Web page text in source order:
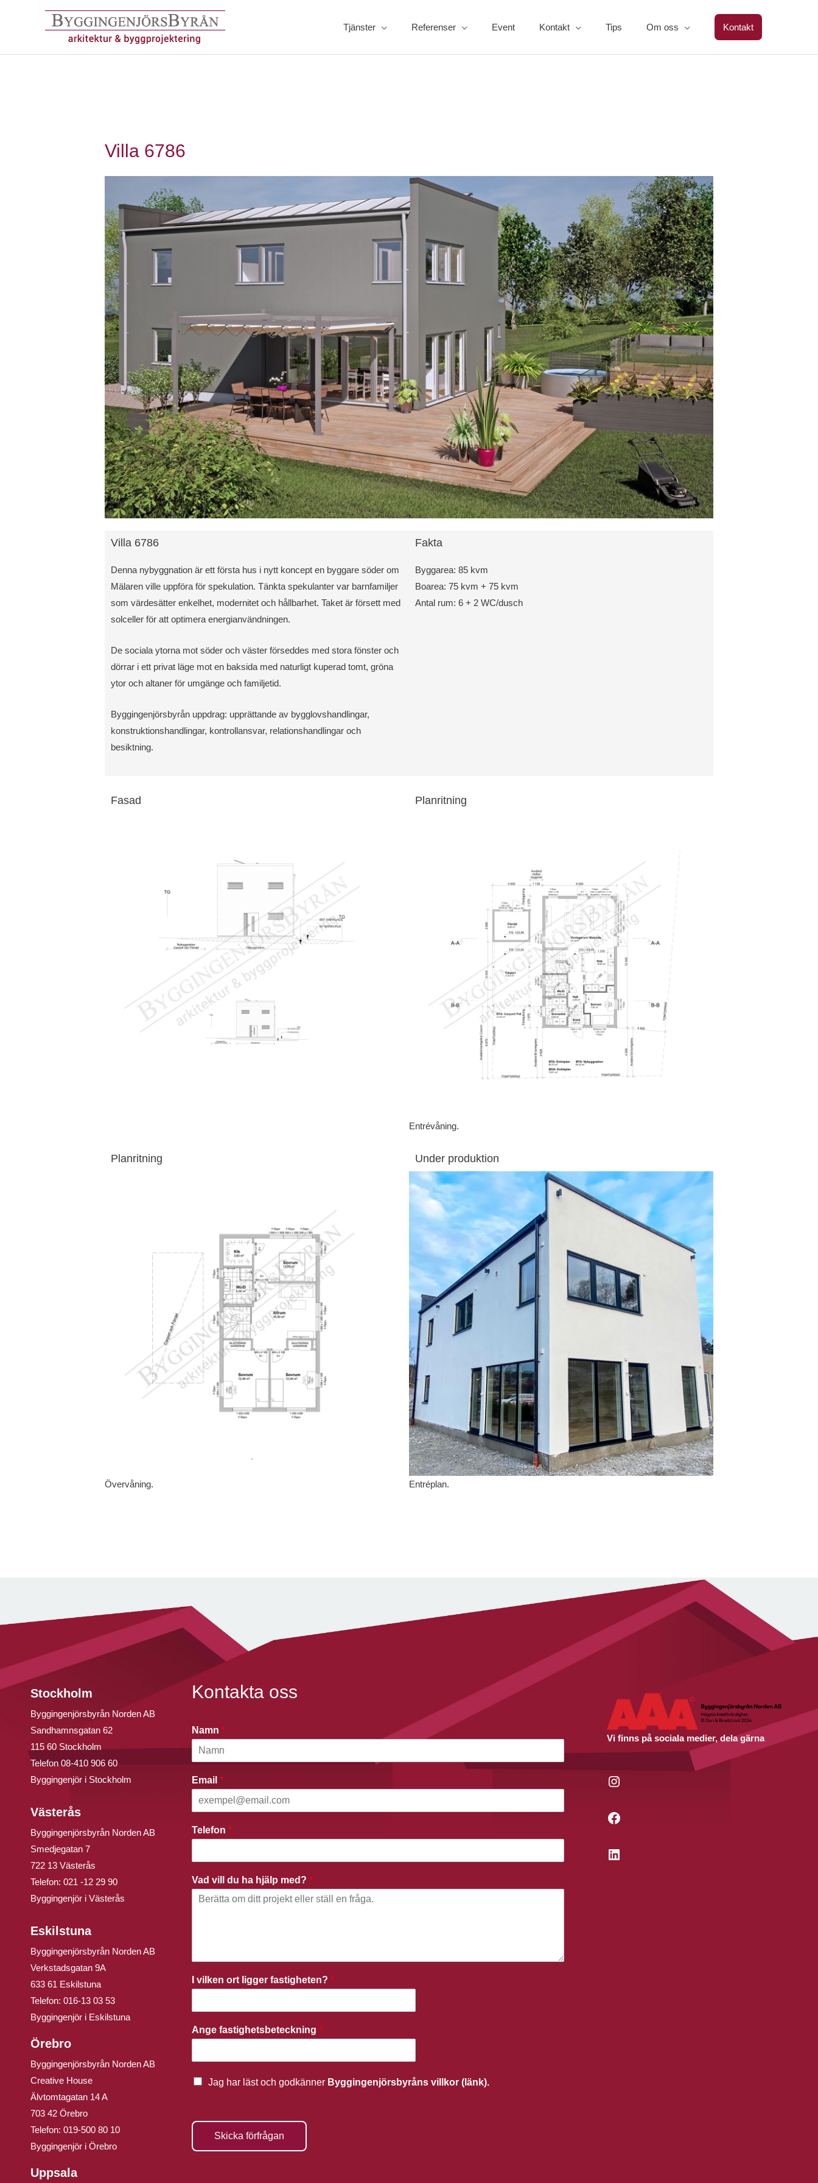
Tjänster Referenser Event Kontakt Tips Om oss Kontakt
Villa 6786
Villa 6786
Denna nybyggnation är ett första hus i nytt koncept en byggare söder om
Mälaren ville uppföra för spekulation. Tänkta spekulanter var barnfamiljer
som värdesätter enkelhet, modernitet och hållbarhet. Taket är försett med
solceller för att optimera energianvändningen.
De sociala ytorna mot söder och väster förseddes med stora fönster och
dörrar i ett privat läge mot en baksida med naturligt kuperad tomt, gröna
ytor och altaner för umgänge och familjetid.
Byggingenjörsbyrån uppdrag: upprättande av bygglovshandlingar,
konstruktionshandlingar, kontrollansvar, relationshandlingar och
besiktning.
Fakta
Byggarea: 85 kvm
Boarea: 75 kvm + 75 kvm
Antal rum: 6 + 2 WC/dusch
Fasad Planritning
Entrévåning.
Planritning
Övervåning.
Under produktion
Entréplan.
Stockholm
Byggingenjörsbyrån Norden AB
Sandhamnsgatan 62
115 60 Stockholm
Telefon08-410 906 60
Byggingenjör i Stockholm
Västerås
Byggingenjörsbyrån Norden AB
Smedjegatan 7
722 13 Västerås
Telefon: 021 -12 29 90
Byggingenjör i Västerås
Eskilstuna
Byggingenjörsbyrån Norden AB
Verkstadsgatan 9A
633 61 Eskilstuna
Telefon: 016-13 03 53
Byggingenjör i Eskilstuna
Örebro
Byggingenjörsbyrån Norden AB
Creative House
Älvtomtagatan 14 A
703 42 Örebro
Telefon: 019-500 80 10
Byggingenjör i Örebro
Uppsala
Kontakta oss
Namn*
Email*
Telefon*
Vad vill du ha hjälp med?*
I vilken ort ligger fastigheten?*
Ange fastighetsbeteckning*
Jag har läst och godkänner Byggingenjörsbyråns villkor (länk).
Skicka förfrågan
Vi finns på sociala medier, dela gärna
Instagram
Facebook
LinkedIn